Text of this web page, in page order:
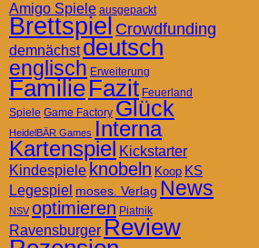
Amigo Spiele ausgepackt
Brettspiel Crowdfunding
demnächst deutsch
englisch Erweiterung
FamilieFazit Feuerland
Spiele Game Factory Glück
HeidelBÄR Games Interna
Kartenspiel Kickstarter
Kindespiele knobeln Koop KS
Legespiel moses. Verlag News
NSV optimieren Piatnik
RavensburgerReview